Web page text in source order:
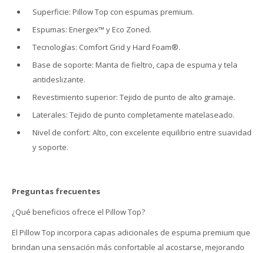
Superficie: Pillow Top con espumas premium.
Espumas: Energex™ y Eco Zoned.
Tecnologías: Comfort Grid y Hard Foam®.
Base de soporte: Manta de fieltro, capa de espuma y tela
antideslizante.
Revestimiento superior: Tejido de punto de alto gramaje.
Laterales: Tejido de punto completamente matelaseado.
Nivel de confort: Alto, con excelente equilibrio entre suavidad
y soporte.
Preguntas frecuentes
¿Qué beneficios ofrece el Pillow Top?
El Pillow Top incorpora capas adicionales de espuma premium que
brindan una sensación más confortable al acostarse, mejorando